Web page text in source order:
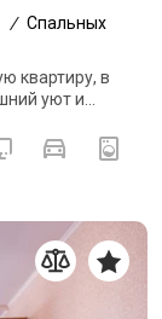
/ Спальных
квартиру, в
уют и...